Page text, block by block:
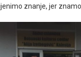
znanje, jer